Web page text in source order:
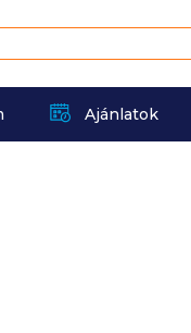
Ajánlatok